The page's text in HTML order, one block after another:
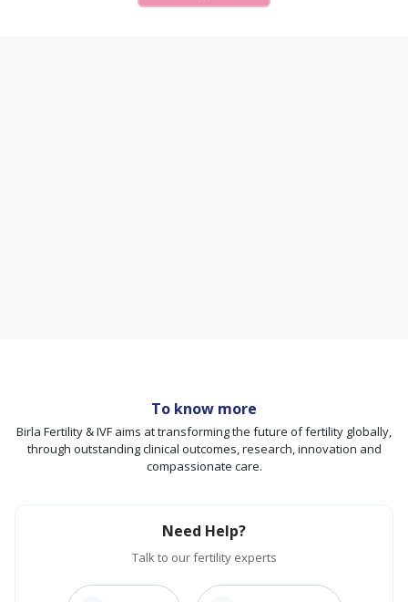
To know more
Birla Fertility & IVF aims at transforming the future of fertility globally,
through outstanding clinical outcomes, research, innovation and
compassionate care.
Need Help?
Talk to our fertility experts